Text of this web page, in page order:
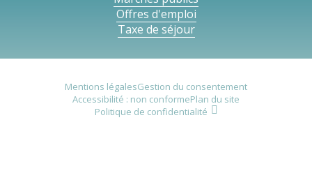
Offres d'emploi
Taxe de séjour
Mentions légalesGestion du consentement
Accessibilité : non conformePlan du site
Politique de confidentialité